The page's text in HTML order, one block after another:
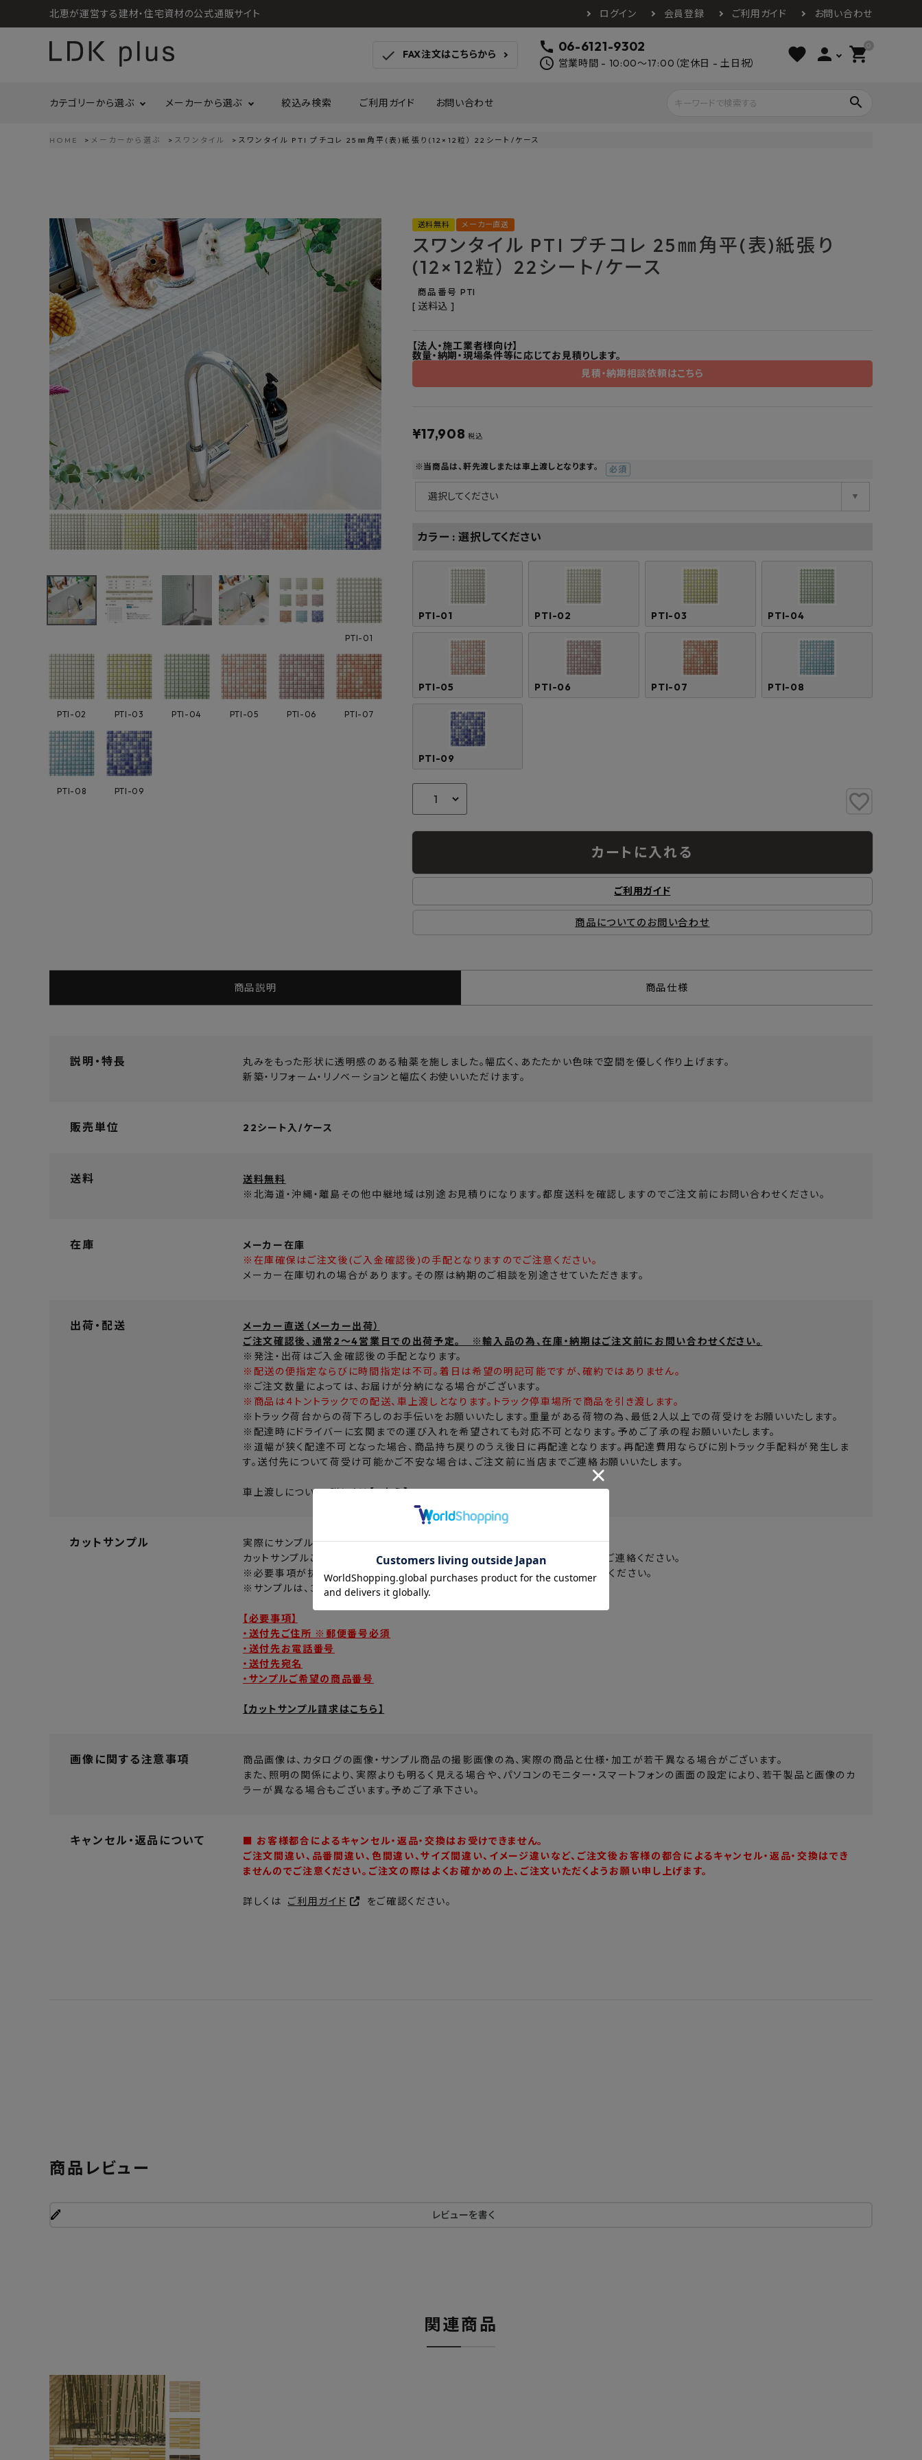
北恵が運営する建材・住宅資材の公式通販サイト ログイン 会員登録 ご利用ガイド お問い合わせ
check FAX注文はこちらから call 06-6121-9302
schedule 営業時間 - 10:00～17:00（定休日 - 土日祝） favorite person 0
shopping_cart
カテゴリーから選ぶ
造作材 照明 収納
メーカーから選ぶ
コイズミ照明
カツデン タカラ産業
ジャニス工業
ナスタ 川口技研 オモイオ 全備
タカショー
シンコール 川島織物セルコン 塩川光明堂
プラセス
和もだん ミズタニバルブ工業
プラススタイル
積水成型工業 コンフォー
フルネス 出雲屋炭八
form
絞込み検索 ご利用ガイド お問い合わせ search
ACCOUNT MENU
ようこそ ゲスト 様
ログイン person 会員登録
最近チェックした商品
22シート/ケー
FAX注文はこちらから
カテゴリーから選ぶ
ご利用ガイド
お問い合わせ
メルマガ登録
特定商取引法について
プライバシーポリシー
HOME メーカーから選ぶ スワンタイル スワンタイル PTI プチコレ 25㎜角平(表)紙張り(12×12粒） 22シート/ケース
PTI-01
PTI-02 PTI-03 PTI-04 PTI-05 PTI-06 PTI-07
PTI-08 PTI-09
送料無料 メーカー直送
スワンタイル PTI プチコレ 25㎜角平(表)紙張り
(12×12粒） 22シート/ケース
商品番号 PTI
送料込
【法人・施工業者様向け】
数量・納期・現場条件等に応じてお見積りします。
見積・納期相談依頼はこちら
¥17,908 税込
※当商品は、軒先渡しまたは車上渡しとなります。
(必
カラー 選択してください
PTI-01 PTI-02 PTI-03 PTI-04
PTI-05 PTI-06 PTI-07 PTI-08
PTI-09
カートに入れる
ご利用ガイド
商品についてのお問い合わせ
商品説明 商品仕様
説明・特長
丸みをもった形状に透明感のある釉薬を施しました。幅広く、あたたかい色味で空間を優しく作り上げます。
新築・リフォーム・リノベーションと幅広くお使いいただけます。
販売単位 22シート入/ケース
送料
送料無料
※北海道・沖縄・離島その他中継地域は別途お見積りになります。都度送料を確認しますのでご注文前にお問い合わせください。
在庫
メーカー在庫
※在庫確保はご注文後(ご入金確認後)の手配となりますのでご注意ください。
メーカー在庫切れの場合があります。その際は納期のご相談を別途させていただきます。
出荷・配送
メーカー直送（メーカー出荷）
ご注文確認後、通常2～4営業日での出荷予定。 ※輸入品の為、在庫・納期はご注文前にお問い合わせください。
※発注・出荷はご入金確認後の手配となります。
※配送の便指定ならびに時間指定は不可。着日は希望の明記可能ですが、確約ではありません。
※ご注文数量によっては、お届けが分納になる場合がございます。
※商品は４トントラックでの配送、車上渡しとなります。トラック停車場所で商品を引き渡します。
※トラック荷台からの荷下ろしのお手伝いをお願いいたします。重量がある荷物の為、最低2人以上での荷受けをお願いいたします。
※配達時にドライバーに玄関までの運び入れを希望されても対応不可となります。予めご了承の程お願いいたします。
※道幅が狭く配達不可となった場合、商品持ち戻りのうえ後日に再配達となります。再配達費用ならびに別トラック手配料が発生しま
す。送付先について荷受け可能かご不安な場合は、ご注文前に当店までご連絡お願いいたします。
車上渡しについて、詳しくは【こちら】
カットサンプル
実際にサンプルを手に取って商品の雰囲気をお確かめ下さい。
カットサンプルご希望のお客様は、下記お問い合わせより必要事項を明記のうえご連絡ください。
※必要事項が抜けている場合は、カットサンプルの送付が出来ませんのでご注意ください。
※サンプルは、３～５営業日程でメーカーより直送でのお届けとなります。
【必要事項】
・送付先ご住所 ※郵便番号必須
・送付先お電話番号
・送付先宛名
・サンプルご希望の商品番号
【カットサンプル請求はこちら】
画像に関する注意事項
商品画像は、カタログの画像・サンプル商品の撮影画像の為、実際の商品と仕様・加工が若干異なる場合がございます。
また、照明の関係により、実際よりも明るく見える場合や、パソコンのモニター・スマートフォンの画面の設定により、若干製品と画像のカ
ラーが異なる場合もございます。予めご了承下さい。
キャンセル・返品について
■ お客様都合によるキャンセル・返品・交換はお受けできません。
ご注文間違い、品番間違い、色間違い、サイズ間違い、イメージ違いなど、ご注文後お客様の都合によるキャンセル・返品・交換はでき
ませんのでご注意ください。ご注文の際はよくお確かめの上、ご注文いただくようお願い申し上げます。
詳しくは ご利用ガイド をご確認ください。
商品レビュー
レビューを書く
関連商品